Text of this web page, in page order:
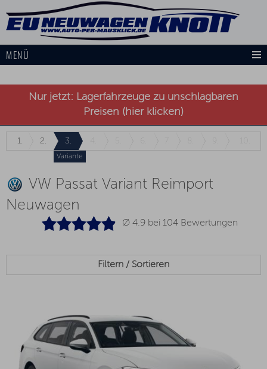
MENÜ
Nur jetzt: Lagerfahrzeuge zu unschlagbaren
Preisen (hier klicken)
1. 2. 3.
Variante
VW Passat Variant Reimport
Neuwagen
Ø 4.9 bei 104 Bewertungen
Filtern / Sortieren